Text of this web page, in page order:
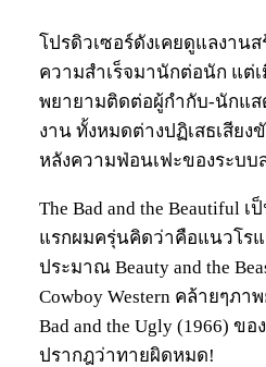
โปรดิวเซอร์ดังเคยดูแลงาน
ความสำเร็จมานักต่อนัก แต่
พยายามติดต่อผู้กำกับ-นักแส
งาน ทั้งหมดต่างปฏิเสธเสียง
หลังความฟ่อนเฟะของระบบ
The Bad and the Beautiful
แรกผมครุ่นคิดว่าคือแนวโร
ประมาณ Beauty and the
Cowboy Western คล้ายๆภา
Bad and the Ugly (1966) ข
ปรากฎว่าทายผิดหมด!